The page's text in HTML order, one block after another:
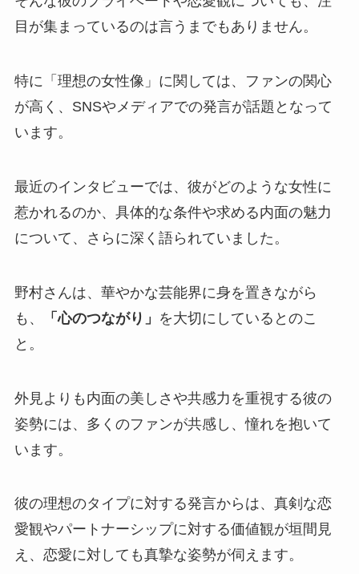
目が集まっているのは言うまでもありません。
特に「理想の女性像」に関しては、ファンの関心
が高く、SNSやメディアでの発言が話題となって
います。
最近のインタビューでは、彼がどのような女性に
惹かれるのか、具体的な条件や求める内面の魅力
について、さらに深く語られていました。
野村さんは、華やかな芸能界に身を置きながら
も、
「心のつながり」 を大切にしているとのこ
と。
外見よりも内面の美しさや共感力を重視する彼の
姿勢には、多くのファンが共感し、憧れを抱いて
います。
彼の理想のタイプに対する発言からは、真剣な恋
愛観やパートナーシップに対する価値観が垣間見
え、恋愛に対しても真摯な姿勢が伺えます。